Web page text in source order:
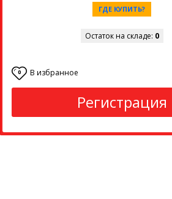
ГДЕ КУПИТЬ?
Остаток на складе: 0
0 В избранное
Регистрация